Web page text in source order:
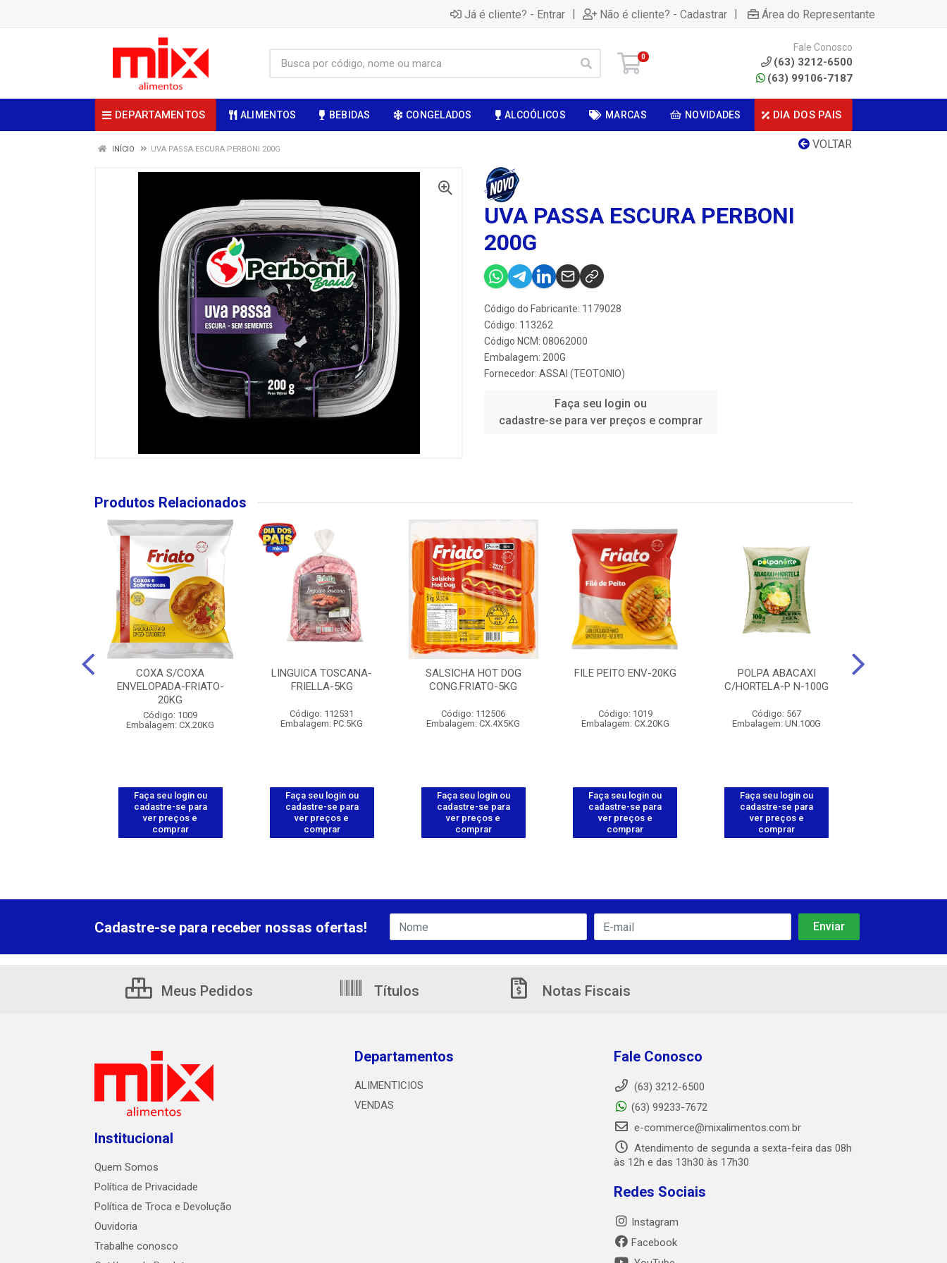
Já é cliente? - Entrar | Não é cliente? - Cadastrar | Área do Representante
0
Fale Conosco
(63) 3212-6500
(63) 99106-7187
DEPARTAMENTOS ALIMENTOS BEBIDAS CONGELADOS ALCOÓLICOS MARCAS NOVIDADES DIA DOS PAIS
VOLTAR
INÍCIO UVA PASSA ESCURA PERBONI 200G
UVA PASSA ESCURA PERBONI
200G
Código do Fabricante: 1179028
Código: 113262
Código NCM: 08062000
Embalagem: 200G
Fornecedor: ASSAI (TEOTONIO)
Faça seu login ou
cadastre-se para ver preços e comprar
Produtos Relacionados
COXA S/COXA
ENVELOPADA-FRIATO-
20KG
Código: 1009
Embalagem: CX.20KG
Faça seu login ou
cadastre-se para
ver preços e
comprar
LINGUICA TOSCANA-
FRIELLA-5KG
Código: 112531
Embalagem: PC.5KG
Faça seu login ou
cadastre-se para
ver preços e
comprar
SALSICHA HOT DOG
CONG.FRIATO-5KG
Código: 112506
Embalagem: CX.4X5KG
Faça seu login ou
cadastre-se para
ver preços e
comprar
FILE PEITO ENV-20KG
Código: 1019
Embalagem: CX.20KG
Faça seu login ou
cadastre-se para
ver preços e
comprar
POLPA ABACAXI
C/HORTELA-P N-100G
Código: 567
Embalagem: UN.100G
Faça seu login ou
cadastre-se para
ver preços e
comprar
Cadastre-se para receber nossas ofertas!
Meus Pedidos Títulos Notas Fiscais
Institucional
Quem Somos
Política de Privacidade
Política de Troca e Devolução
Ouvidoria
Trabalhe conosco
Departamentos
ALIMENTICIOS
VENDAS
Fale Conosco
(63) 3212-6500
(63) 99233-7672
e-commerce@mixalimentos.com.br
Atendimento de segunda a sexta-feira das 08h
às 12h e das 13h30 às 17h30
Redes Sociais
Instagram
Facebook